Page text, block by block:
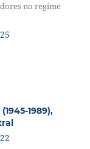
no regime
1989),